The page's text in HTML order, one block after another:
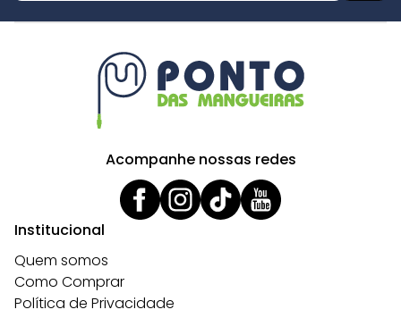
Acompanhe nossas redes
Institucional
Quem somos
Como Comprar
Política de Privacidade